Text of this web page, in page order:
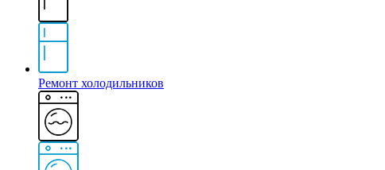
Ремонт холодильников